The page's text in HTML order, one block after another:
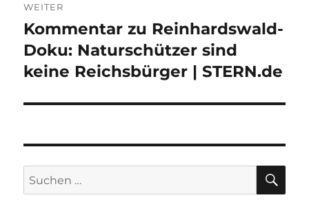
WEITER
Nächster
Beitrag:
Kommentar zu Reinhardswald-
Doku: Naturschützer sind
keine Reichsbürger | STERN.de
Suche
nach: